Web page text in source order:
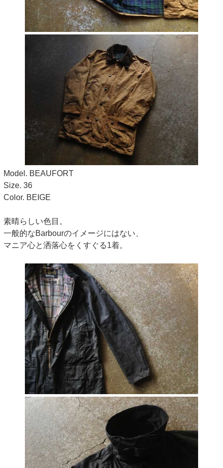
Model. BEAUFORT
Size. 36
Color. BEIGE
素晴らしい色目。
一般的なBarbourのイメージにはない、
マニア心と洒落心をくすぐる1着。